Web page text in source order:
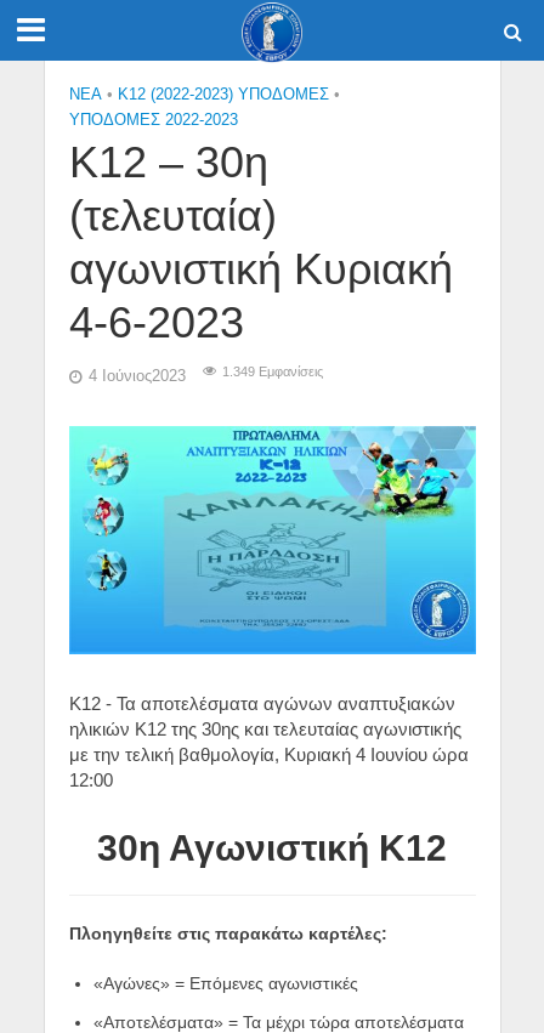
NEA • Κ12 (2022-2023) ΥΠΟΔΟΜΕΣ •
ΥΠΟΔΟΜΕΣ 2022-2023
Κ12 – 30η
(τελευταία)
αγωνιστική Κυριακή
4-6-2023
4 Ιούνιος2023 1.349 Εμφανίσεις
Κ12 - Τα αποτελέσματα αγώνων αναπτυξιακών
ηλικιών Κ12 της 30ης και τελευταίας αγωνιστικής
με την τελική βαθμολογία, Κυριακή 4 Ιουνίου ώρα
12:00
30η Αγωνιστική Κ12
Πλοηγηθείτε στις παρακάτω καρτέλες:
«Αγώνες» = Επόμενες αγωνιστικές
«Αποτελέσματα» = Τα μέχρι τώρα αποτελέσματα